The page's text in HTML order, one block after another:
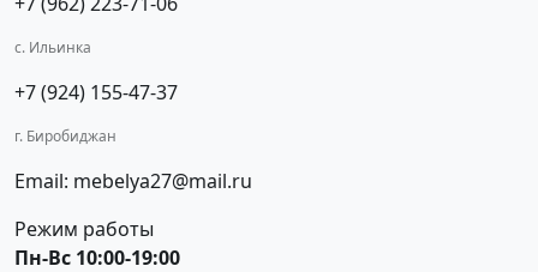
с. Ильинка
+7 (924) 155-47-37
г. Биробиджан
Email: mebelya27@mail.ru
Режим работы
Пн-Вс 10:00-19:00